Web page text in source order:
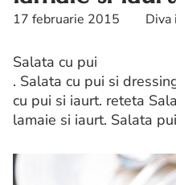
17 februarie 2015 Diva
Salata cu pui
. Salata cu pui si
cu pui si iaurt. reteta
lamaie si iaurt. Salata